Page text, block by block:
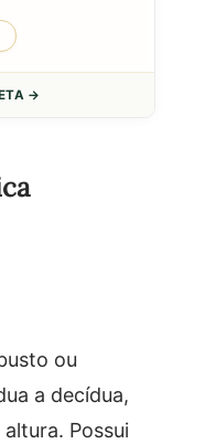
→
ou
a decídua,
Possui